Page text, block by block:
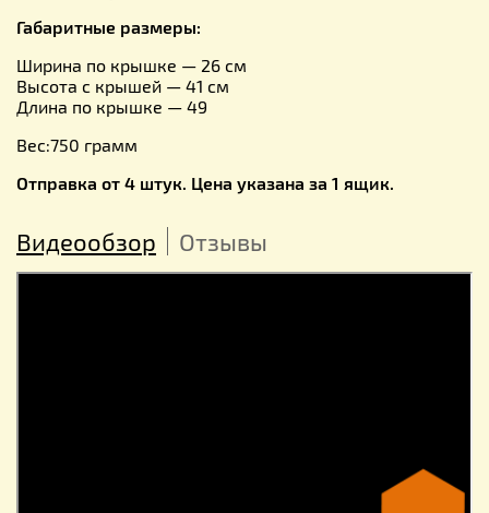
Габаритные размеры:
Ширина по крышке — 26 см
Высота с крышей — 41 см
Длина по крышке — 49
Вес:750 грамм
Отправка от 4 штук. Цена указана за 1 ящик.
Видеообзор Отзывы